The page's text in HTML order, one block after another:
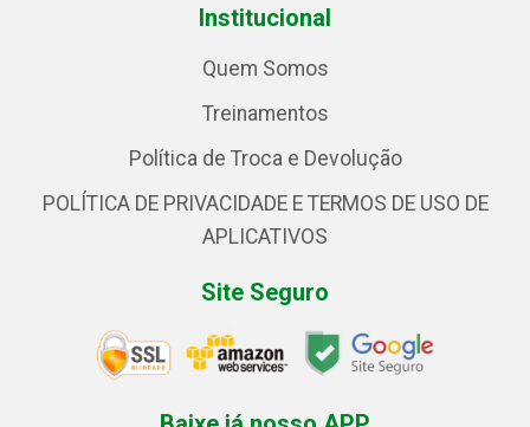
Institucional
Quem Somos
Treinamentos
Política de Troca e Devolução
POLÍTICA DE PRIVACIDADE E TERMOS DE USO DE
APLICATIVOS
Site Seguro